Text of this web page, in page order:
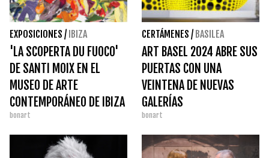
EXPOSICIONES / IBIZA
'LA SCOPERTA DU FUOCO'
DE SANTI MOIX EN EL
MUSEO DE ARTE
CONTEMPORÁNEO DE IBIZA
bonart
CERTÁMENES / BASILEA
ART BASEL 2024 ABRE SUS
PUERTAS CON UNA
VEINTENA DE NUEVAS
GALERÍAS
bonart